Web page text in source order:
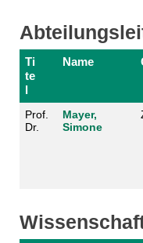
Ti
te
l
Name
Prof.
Dr.
Mayer,
Simone